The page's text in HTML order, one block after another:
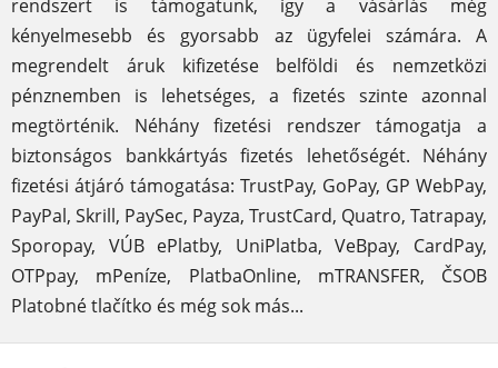
rendszert is támogatunk, így a vásárlás még
kényelmesebb és gyorsabb az ügyfelei számára. A
megrendelt áruk kifizetése belföldi és nemzetközi
pénznemben is lehetséges, a fizetés szinte azonnal
megtörténik. Néhány fizetési rendszer támogatja a
biztonságos bankkártyás fizetés lehetőségét. Néhány
fizetési átjáró támogatása: TrustPay, GoPay, GP WebPay,
PayPal, Skrill, PaySec, Payza, TrustCard, Quatro, Tatrapay,
Sporopay, VÚB ePlatby, UniPlatba, VeBpay, CardPay,
OTPpay, mPeníze, PlatbaOnline, mTRANSFER, ČSOB
Platobné tlačítko és még sok más...